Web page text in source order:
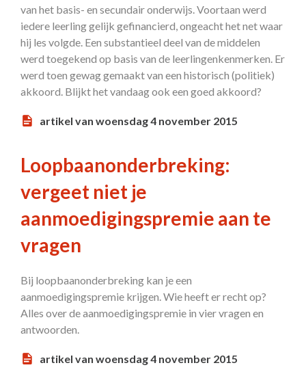
van het basis- en secundair onderwijs. Voortaan werd
iedere leerling gelijk gefinancierd, ongeacht het net waar
hij les volgde. Een substantieel deel van de middelen
werd toegekend op basis van de leerlingenkenmerken. Er
werd toen gewag gemaakt van een historisch (politiek)
akkoord. Blijkt het vandaag ook een goed akkoord?
artikel van woensdag 4 november 2015
Loopbaanonderbreking:
vergeet niet je
aanmoedigingspremie aan te
vragen
Bij loopbaanonderbreking kan je een
aanmoedigingspremie krijgen. Wie heeft er recht op?
Alles over de aanmoedigingspremie in vier vragen en
antwoorden.
artikel van woensdag 4 november 2015